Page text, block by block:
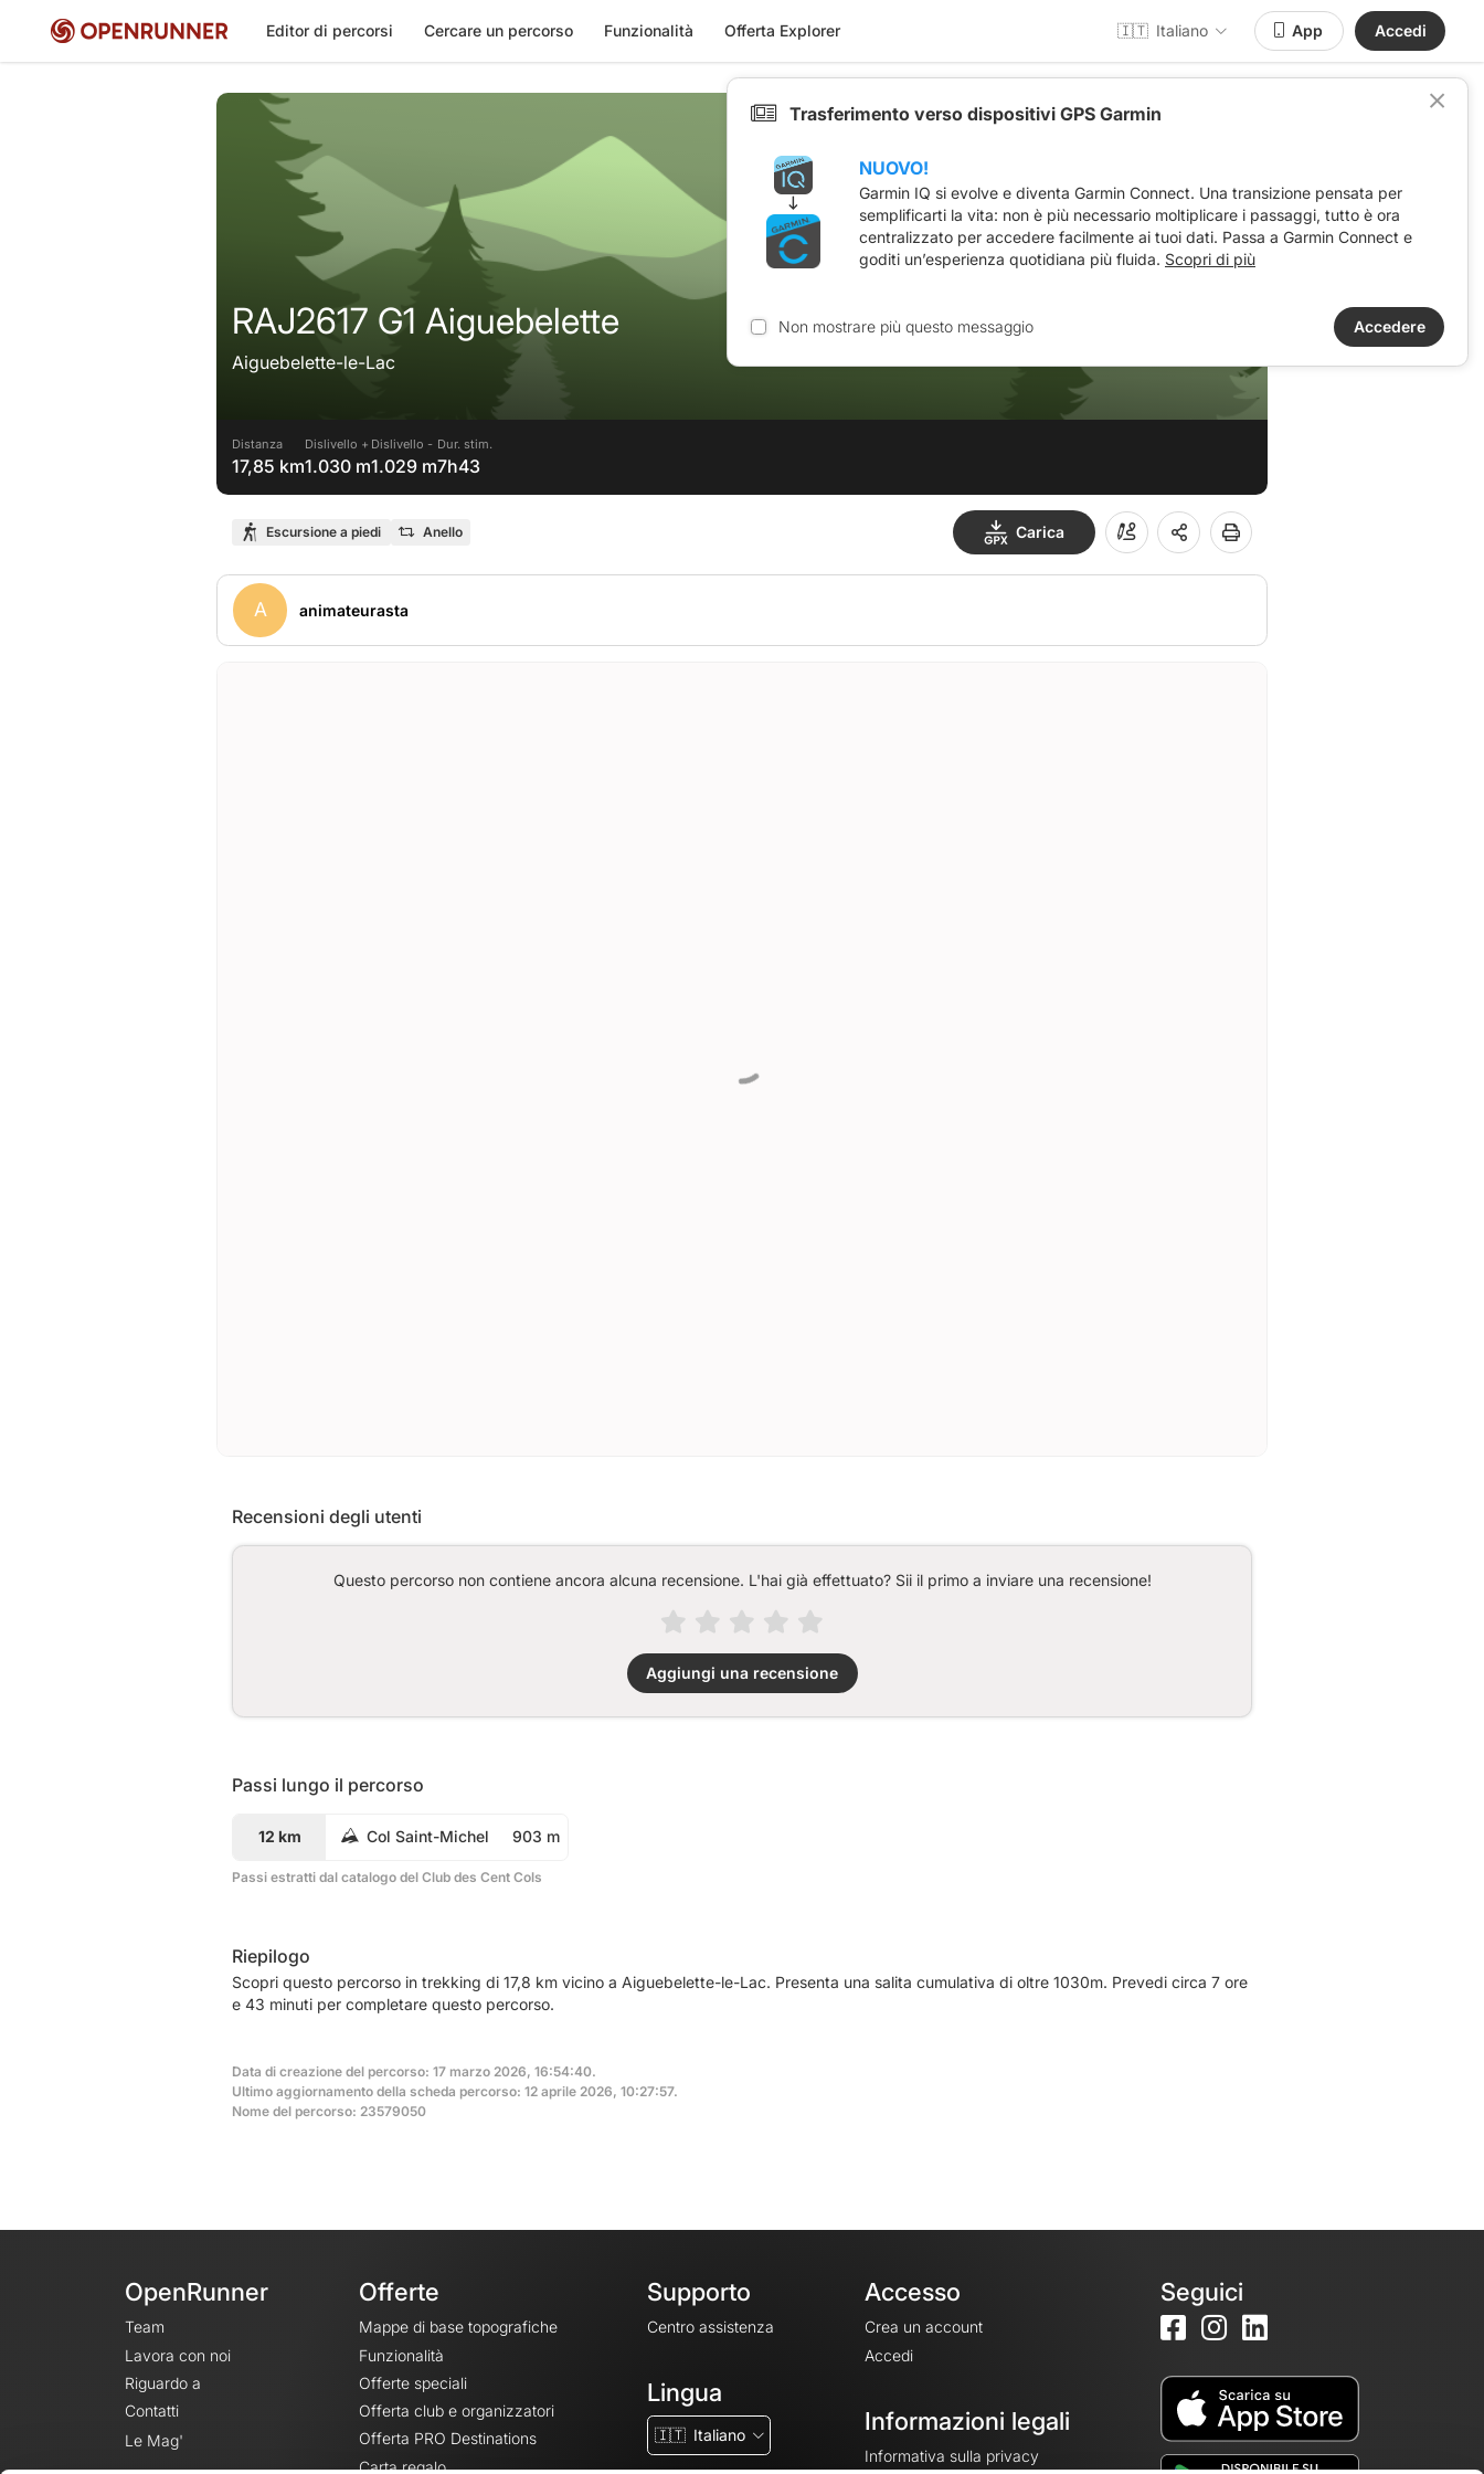
Editor di percorsi Cercare un percorso Funzionalità Offerta Explorer 🇮🇹 Italiano App Accedi
RAJ2617 G1 Aiguebelette
Aiguebelette-le-Lac
Distanza
17,85 km
Dislivello +
1.030 m
Dislivello -
1.029 m
Dur. stim.
7h43
Escursione a piedi Anello Carica
A animateurasta
Recensioni degli utenti
Questo percorso non contiene ancora alcuna recensione. L'hai già effettuato? Sii il primo a inviare una recensione!
Aggiungi una recensione
Passi lungo il percorso
12 km Col Saint-Michel 903 m
Passi estratti dal catalogo del Club des Cent Cols
Riepilogo
Scopri questo percorso in trekking di 17,8 km vicino a Aiguebelette-le-Lac. Presenta una salita cumulativa di oltre 1030m. Prevedi circa 7 ore
e 43 minuti per completare questo percorso.
Data di creazione del percorso: 17 marzo 2026, 16:54:40.
Ultimo aggiornamento della scheda percorso: 12 aprile 2026, 10:27:57.
Nome del percorso: 23579050
OpenRunner
Team
Lavora con noi
Riguardo a
Contatti
Le Mag'
Offerte
Mappe di base topografiche
Funzionalità
Offerte speciali
Offerta club e organizzatori
Offerta PRO Destinations
Carta regalo
Supporto
Centro assistenza
Lingua
🇮🇹 Italiano
Accesso
Crea un account
Accedi
Informazioni legali
Informativa sulla privacy
Seguici
Trasferimento verso dispositivi GPS Garmin
NUOVO!
Garmin IQ si evolve e diventa Garmin Connect. Una transizione pensata per
semplificarti la vita: non è più necessario moltiplicare i passaggi, tutto è ora
centralizzato per accedere facilmente ai tuoi dati. Passa a Garmin Connect e
goditi un’esperienza quotidiana più fluida. Scopri di più
Non mostrare più questo messaggio Accedere